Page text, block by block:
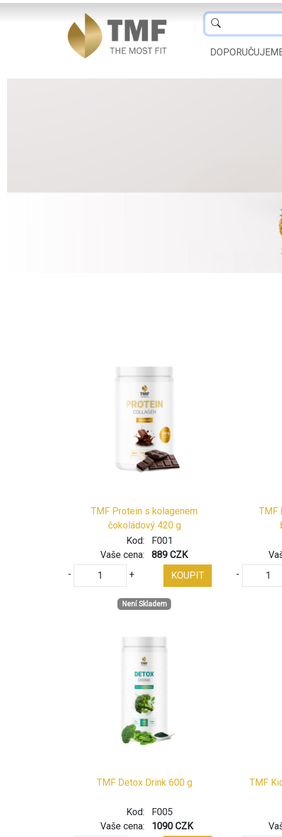
TMF Protein s kolagenem
čokoládový 420 g
Kod:
F001
Vaše cena:
889 CZK
-
+ KOUPIT
TMF
-
Není Skladem
TMF Detox Drink 600 g
Kod:
F005
Vaše cena:
1090 CZK
TMF